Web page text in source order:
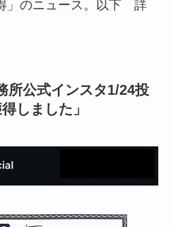
」のニュース。以下 詳
所公式インスタ1/24投
しました」